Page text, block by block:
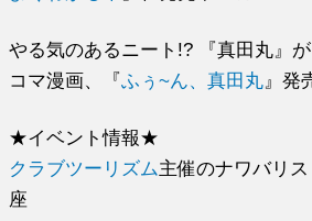
やる気のあるニート!? 『真田丸』
コマ漫画、『 ふぅ~ん、真田丸 』発
★イベント情報★
クラブツーリズム主催のナワバリ
座